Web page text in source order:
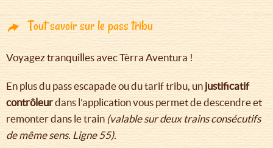
Tout savoir sur le pass tribu
Voyagez tranquilles avec Tèrra Aventura !
En plus du pass escapade ou du tarif tribu, un justificatif
contrôleurdans l’application vous permet de descendre et
remonter dans le train (valable sur deux trains consécutifs
de même sens. Ligne 55).